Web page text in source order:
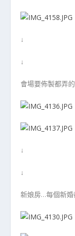
↓
↓
會場要佈製都弄
↓
↓
新娘房…每個新